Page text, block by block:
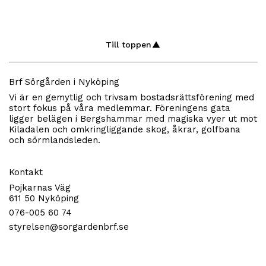
Till toppen
Brf Sörgården i Nyköping
Vi är en gemytlig och trivsam bostadsrättsförening med
stort fokus på våra medlemmar. Föreningens gata
ligger belägen i Bergshammar med magiska vyer ut mot
Kiladalen och omkringliggande skog, åkrar, golfbana
och sörmlandsleden.
Kontakt
Pojkarnas Väg
611 50 Nyköping
076-005 60 74
styrelsen@sorgardenbrf.se